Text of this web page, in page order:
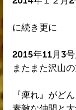
に続き更に
2015年11月3
またまた沢山
『痺れ』がど